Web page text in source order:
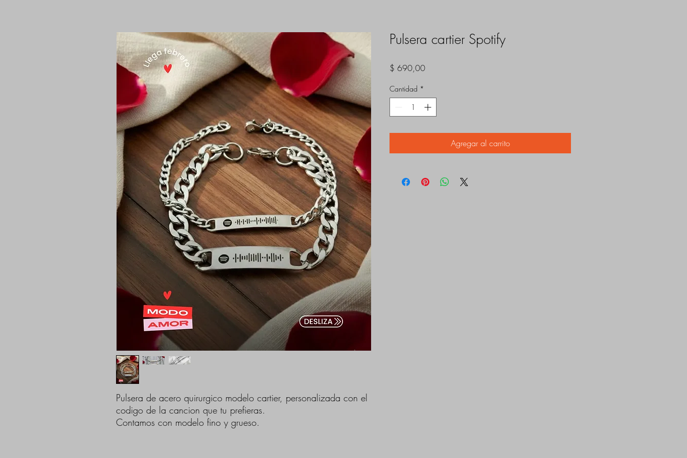
Pulsera de acero quirurgico modelo cartier, personalizada con el
codigo de la cancion que tu prefieras.
Contamos con modelo fino y grueso.
Pulsera cartier Spotify
$ 690,00Precio
Cantidad *
Agregar al carrito